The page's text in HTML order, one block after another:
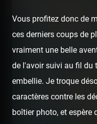
Vous profitez donc de
ces derniers coups de
vraiment une belle
de l'avoir suivi au fil du
embellie. Je troque
caractères contre les
boîtier photo, et espère